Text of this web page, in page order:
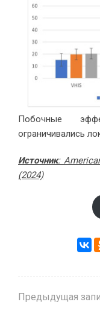
Побочные
ограничивались
Источник:
(2024)
Предыдущая